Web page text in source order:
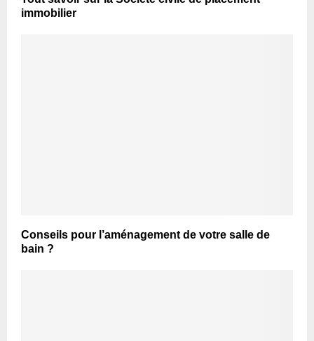
immobilier
Conseils pour l’aménagement de votre salle de
bain ?